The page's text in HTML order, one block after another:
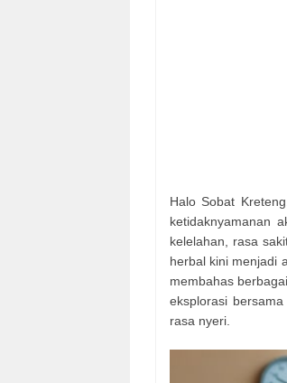
Halo Sobat
ketidaknyamanan
kelelahan, rasa
herbal kini menjadi
membahas
eksplorasi
rasa nyeri.